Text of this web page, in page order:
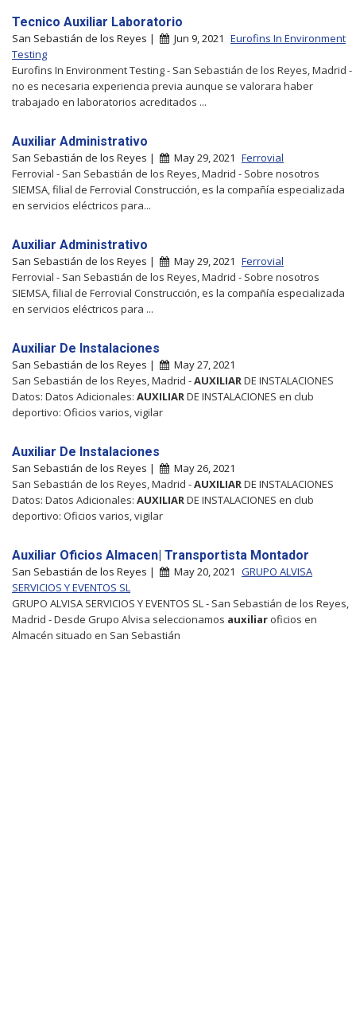
Tecnico Auxiliar Laboratorio
San Sebastián de los Reyes | Jun 9, 2021 Eurofins In Environment
Testing
Eurofins In Environment Testing - San Sebastián de los Reyes, Madrid -
no es necesaria experiencia previa aunque se valorara haber
trabajado en laboratorios acreditados ...
Auxiliar Administrativo
San Sebastián de los Reyes | May 29, 2021 Ferrovial
Ferrovial - San Sebastián de los Reyes, Madrid - Sobre nosotros
SIEMSA, filial de Ferrovial Construcción, es la compañía especializada
en servicios eléctricos para...
Auxiliar Administrativo
San Sebastián de los Reyes | May 29, 2021 Ferrovial
Ferrovial - San Sebastián de los Reyes, Madrid - Sobre nosotros
SIEMSA, filial de Ferrovial Construcción, es la compañía especializada
en servicios eléctricos para ...
Auxiliar De Instalaciones
San Sebastián de los Reyes |
May 27, 2021
San Sebastián de los Reyes, Madrid -AUXILIAR DE INSTALACIONES
Datos: Datos Adicionales: AUXILIAR DE INSTALACIONES en club
deportivo: Oficios varios, vigilar
Auxiliar De Instalaciones
San Sebastián de los Reyes |
May 26, 2021
San Sebastián de los Reyes, Madrid -AUXILIAR DE INSTALACIONES
Datos: Datos Adicionales: AUXILIAR DE INSTALACIONES en club
deportivo: Oficios varios, vigilar
Auxiliar Oficios Almacen| Transportista Montador
San Sebastián de los Reyes | May 20, 2021 GRUPO ALVISA
SERVICIOS Y EVENTOS SL
GRUPO ALVISA SERVICIOS Y EVENTOS SL - San Sebastián de los Reyes,
Madrid - Desde Grupo Alvisa seleccionamos auxiliar oficios en
Almacén situado en San Sebastián